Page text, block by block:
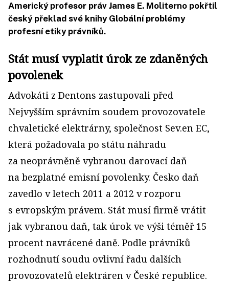
Americký profesor práv James E. Moliterno pokřtil
český překlad své knihy Globální problémy
profesní etiky právníků.
Stát musí vyplatit úrok ze zdaněných
povolenek
Advokáti z Dentons zastupovali před
Nejvyšším správním soudem provozovatele
chvaletické elektrárny, společnost Sev.en EC,
která požadovala po státu náhradu
za neoprávněně vybranou darovací daň
na bezplatné emisní povolenky. Česko daň
zavedlo v letech 2011 a 2012 v rozporu
s evropským právem. Stát musí firmě vrátit
jak vybranou daň, tak úrok ve výši téměř 15
procent navrácené daně. Podle právníků
rozhodnutí soudu ovlivní řadu dalších
provozovatelů elektráren v České republice.